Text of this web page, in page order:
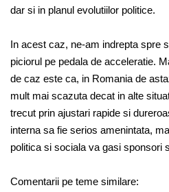
dar si in planul evolutiilor politice.
In acest caz, ne-am indrepta spre
piciorul pe pedala de acceleratie.
de caz este ca, in Romania de
mult mai scazuta decat in alte
trecut prin ajustari rapide si
interna sa fie serios amenintata,
politica si sociala va gasi sponsori
Comentarii pe teme similare: